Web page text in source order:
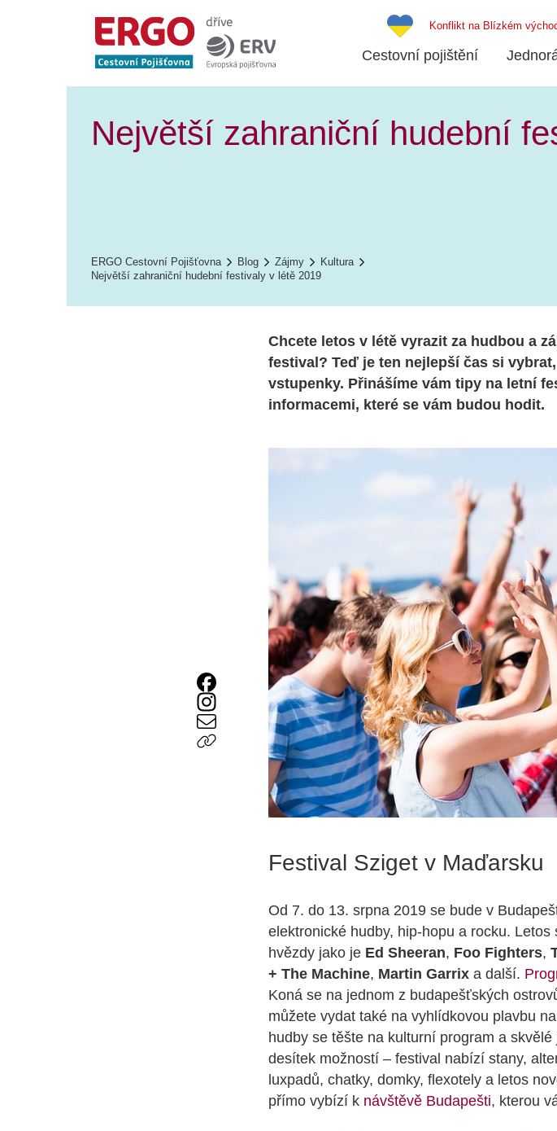
Konflikt na Blízkém
Cestovní pojištění
Největší zahraniční hudební
ERGO Cestovní Pojišťovna Blog Zájmy
Kultura
Největší zahraniční hudební festivaly v létě 2019
Chcete letos v létě vyrazit za hudbou a
festival? Teď je ten nejlepší čas si
vstupenky. Přinášíme vám tipy na letní
informacemi, které se vám budou hodit.
Festival Sziget v Maďarsku
Od 7. do 13. srpna 2019 se bude v
elektronické hudby, hip-hopu a rocku.
hvězdy jako je Ed Sheeran, Foo Fighters,
+ The Machine, Martin Garrix a další.
Koná se na jednom z budapešťských
můžete vydat také na vyhlídkovou plavbu
hudby se těšte na kulturní program a
desítek možností – festival nabízí stany,
luxpadů, chatky, domky, flexotely a letos
přímo vybízí k návštěvě Budapešti, kterou